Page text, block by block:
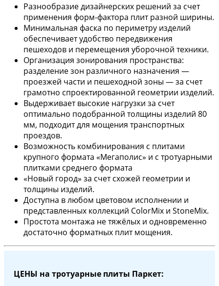
Разнообразие дизайнерских решений за счет
применения форм-фактора плит разной ширины.
Минимальная фаска по периметру изделий
обеспечивает удобство передвижения
пешеходов и перемещения уборочной техники.
Организация зонирования пространства:
разделение зон различного назначения —
проезжей части и пешеходной зоны — за счет
грамотно спроектированной геометрии изделий.
Выдерживает высокие нагрузки за счет
оптимально подобранной толщины изделий 80
мм, подходит для мощения транспортных
проездов.
Возможность комбинирования с плитами
крупного формата «Мегаполис» и с тротуарными
плитками среднего формата
«Новый город» за счет схожей геометрии и
толщины изделий.
Доступна в любом цветовом исполнении и
представленных коллекций ColorMix и StoneMix.
Простота монтажа не тяжёлых и одновременно
достаточно форматных плит мощения.
ЦЕНЫ на тротуарные плиты Паркет: